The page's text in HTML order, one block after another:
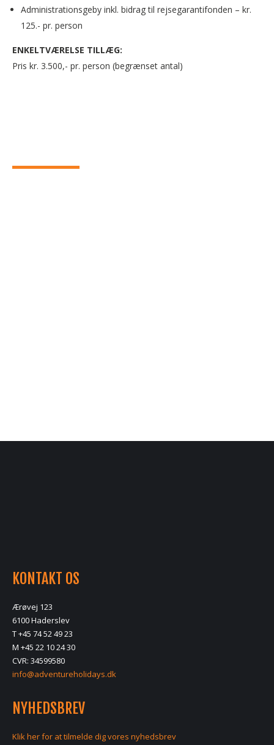
Administrationsgeby inkl. bidrag til rejsegarantifonden – kr.
125.- pr. person
ENKELTVÆRELSE TILLÆG:
Pris kr. 3.500,- pr. person (begrænset antal)
KONTAKT OS
Ærøvej 123
6100 Haderslev
T +45 74 52 49 23
M +45 22 10 24 30
CVR: 34599580
info@adventureholidays.dk
NYHEDSBREV
Klik her for at tilmelde dig vores nyhedsbrev